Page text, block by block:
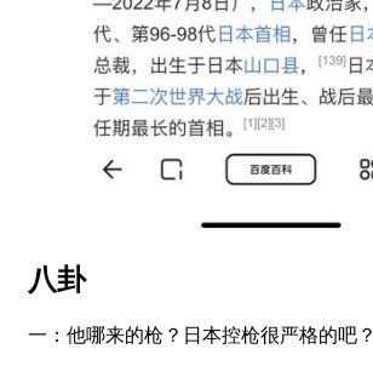
八卦
一：他哪来的枪？日本控枪很严格的吧？